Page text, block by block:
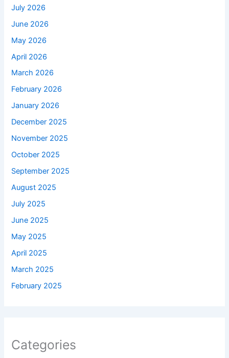
July 2026
June 2026
May 2026
April 2026
March 2026
February 2026
January 2026
December 2025
November 2025
October 2025
September 2025
August 2025
July 2025
June 2025
May 2025
April 2025
March 2025
February 2025
Categories